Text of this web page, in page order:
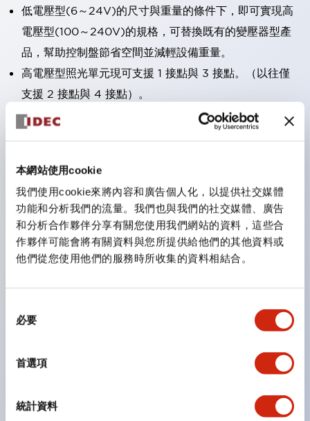
本網站使用cookie
我們使用cookie來將內容和廣告個人化，以提供社交媒體
功能和分析我們的流量。我們也與我們的社交媒體、廣告
和分析合作夥伴分享有關您使用我們網站的資料，這些合
作夥伴可能會將有關資料與您所提供給他們的其他資料或
他們從您使用他們的服務時所收集的資料相結合。
必要
首選項
統計資料
低電壓型(6～24V)的尺寸與重量的條件下，即可實現高
電壓型(100～240V)的規格，可替換既有的變壓器型產
品，幫助控制盤節省空間並減輕設備重量。
高電壓型照光單元現可支援 1 接點與 3 接點。（以往僅
支援 2 接點與 4 接點）。
採用一體成型端子蓋，具備極高安全性的手指保護結構。
鈕開關為 IP40）。
雙按鈕開關，可將兩個獨立動作的按鈕以及一個指示燈這
三種功能集結於一顆開關。
完整支援全球各地需求的多種電壓規格。
一顆 LED 燈泡即可呈現六種顏色（LSRD 燈泡）。以往
支援色彩通用設計（CUD）：可清楚辨識正方平頭形指
符合 ISO 3864-4 安全色規範：在危險或緊急狀況下，